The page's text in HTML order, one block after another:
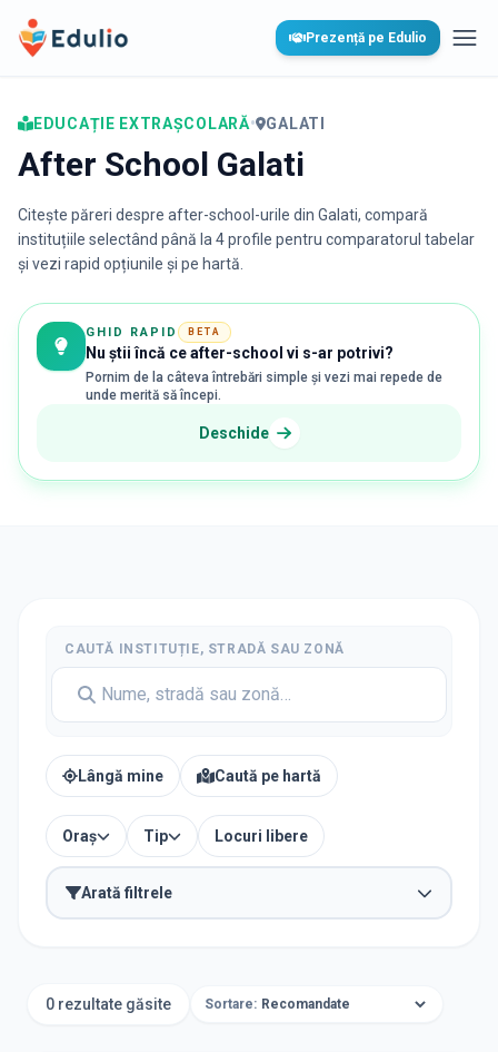
Edulio Prezență pe Edulio
EDUCAȚIE EXTRAȘCOLARĂ• GALATI
After School Galati
Citește păreri despre after-school-urile din Galati, compară
instituțiile selectând până la 4 profile pentru comparatorul tabelar
și vezi rapid opțiunile și pe hartă.
GHID RAPID BETA
Nu știi încă ce after-school vi s-ar potrivi?
Pornim de la câteva întrebări simple și vezi mai repede de
unde merită să începi.
Deschide
CAUTĂ INSTITUȚIE, STRADĂ SAU ZONĂ
Lângă mine Caută pe hartă
Oraș Tip Locuri libere
Arată filtrele
0 rezultate găsite Sortare: